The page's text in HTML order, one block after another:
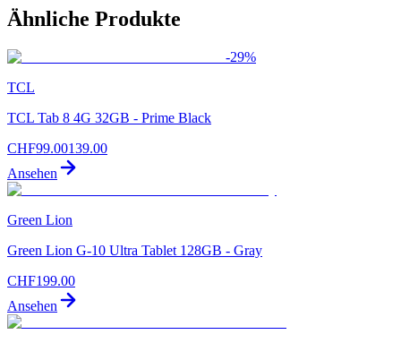
Ähnliche Produkte
-29%
TCL
TCL Tab 8 4G 32GB - Prime Black
CHF99.00139.00
Ansehen
Green Lion
Green Lion G-10 Ultra Tablet 128GB - Gray
CHF199.00
Ansehen